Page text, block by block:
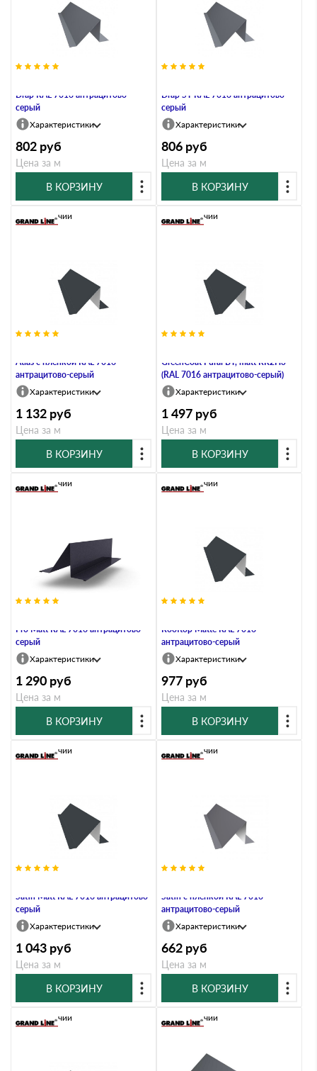
Drap RAL 7016 антрацитово-
серый
Характеристики
802 руб
Цена за м
В КОРЗИНУ
Drap ST RAL 7016 антрацитово-
серый
Характеристики
806 руб
Цена за м
В КОРЗИНУ
Atlas с пленкой RAL 7016
антрацитово-серый
В наличии
Характеристики
1 132 руб
Цена за м
В КОРЗИНУ
GreenCoat Pural BT, matt RR2Н3
(RAL 7016 антрацитово-серый)
В наличии
Характеристики
1 497 руб
Цена за м
В КОРЗИНУ
Pro Matt RAL 7016 антрацитово-
серый
В наличии
Характеристики
1 290 руб
Цена за м
В КОРЗИНУ
Rooftop Matte RAL 7016
антрацитово-серый
В наличии
Характеристики
977 руб
Цена за м
В КОРЗИНУ
Satin Мatt RAL 7016 антрацитово-
серый
В наличии
Характеристики
1 043 руб
Цена за м
В КОРЗИНУ
Satin с пленкой RAL 7016
антрацитово-серый
В наличии
Характеристики
662 руб
Цена за м
В КОРЗИНУ
В наличии В наличии